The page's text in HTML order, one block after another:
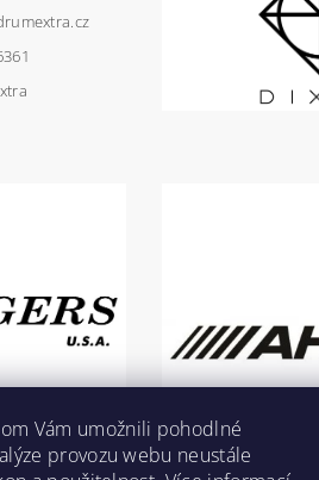
Vám umožnili pohodlné
provozu webu neustále